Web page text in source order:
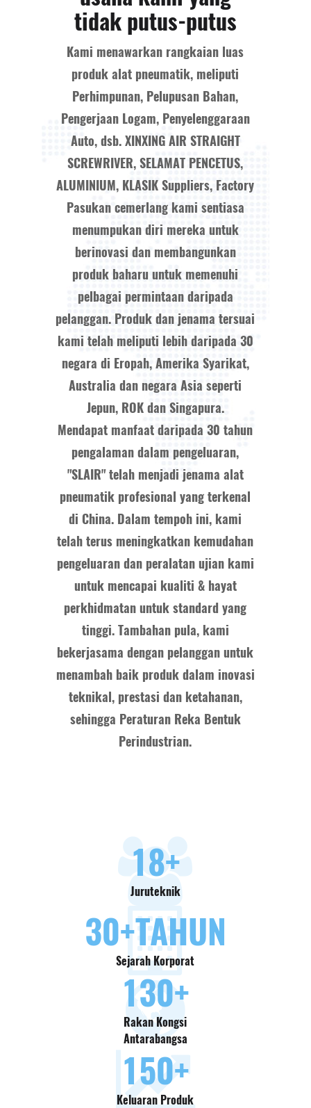
tidak putus-putus
Kami menawarkan rangkaian luas
produk alat pneumatik, meliputi
Perhimpunan, Pelupusan Bahan,
Pengerjaan Logam, Penyelenggaraan
Auto, dsb. XINXING AIR STRAIGHT
SCREWRIVER, SELAMAT PENCETUS,
ALUMINIUM, KLASIK Suppliers, Factory
Pasukan cemerlang kami sentiasa
menumpukan diri mereka untuk
berinovasi dan membangunkan
produk baharu untuk memenuhi
pelbagai permintaan daripada
pelanggan. Produk dan jenama tersuai
kami telah meliputi lebih daripada 30
negara di Eropah, Amerika Syarikat,
Australia dan negara Asia seperti
Jepun, ROK dan Singapura.
Mendapat manfaat daripada 30 tahun
pengalaman dalam pengeluaran,
"SLAIR" telah menjadi jenama alat
pneumatik profesional yang terkenal
di China. Dalam tempoh ini, kami
telah terus meningkatkan kemudahan
pengeluaran dan peralatan ujian kami
untuk mencapai kualiti & hayat
perkhidmatan untuk standard yang
tinggi. Tambahan pula, kami
bekerjasama dengan pelanggan untuk
menambah baik produk dalam inovasi
teknikal, prestasi dan ketahanan,
sehingga Peraturan Reka Bentuk
Perindustrian.
18+
Juruteknik
30+TAHUN
Sejarah Korporat
130+
Rakan Kongsi
Antarabangsa
150+
Keluaran Produk